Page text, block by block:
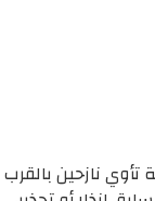
تأوي نازحين بالقرب